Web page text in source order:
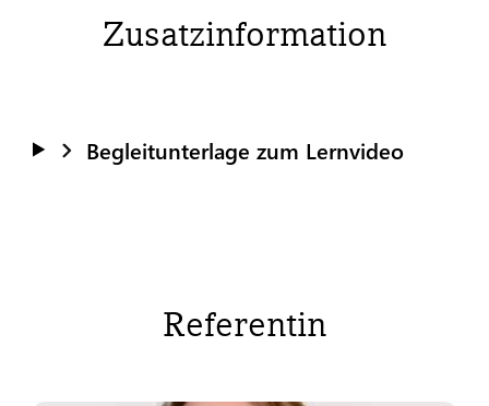
Zusatzinformation
Begleitunterlage zum Lernvideo
Referentin